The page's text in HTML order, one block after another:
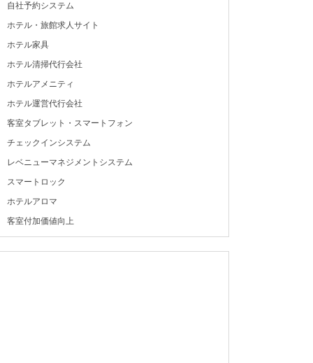
自社予約システム
ホテル・旅館求人サイト
ホテル家具
ホテル清掃代行会社
ホテルアメニティ
ホテル運営代行会社
客室タブレット・スマートフォン
チェックインシステム
レベニューマネジメントシステム
スマートロック
ホテルアロマ
客室付加価値向上